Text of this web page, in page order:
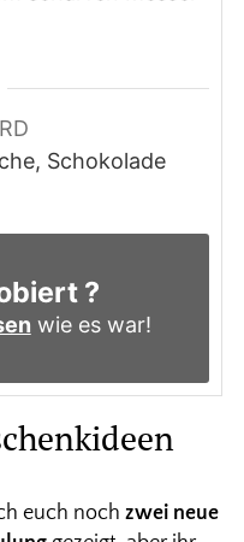
Schokolade
?
wie es war!
euch noch zwei neue